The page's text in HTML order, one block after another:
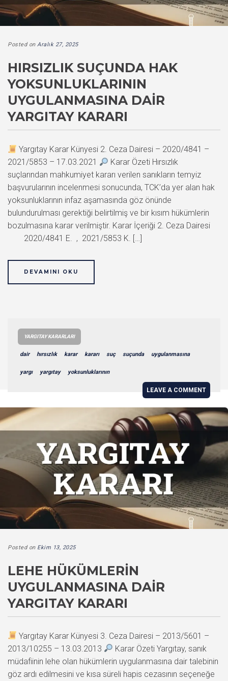
Posted on Aralık 27, 2025
HIRSIZLIK SUÇUNDA HAK
YOKSUNLUKLARININ
UYGULANMASINA DAIR
YARGITAY KARARI
Yargıtay Karar Künyesi 2. Ceza Dairesi – 2020/4841 –
2021/5853 – 17.03.2021
Karar Özeti Hırsızlık
suçlarından mahkumiyet kararı verilen sanıkların temyiz
başvurularının incelenmesi sonucunda, TCK’da yer alan hak
yoksunluklarının infaz aşamasında göz önünde
bulundurulması gerektiği belirtilmiş ve bir kısım hükümlerin
bozulmasına karar verilmiştir. Karar İçeriği 2. Ceza Dairesi
2020/4841 E. , 2021/5853 K. […]
DEVAMINI OKU
YARGITAY KARARLARI
dair hırsızlık karar kararı suç suçunda uygulanmasına
yargı yargıtay yoksunluklarının
LEAVE A COMMENT
Posted on Ekim 13, 2025
LEHE HÜKÜMLERIN
UYGULANMASINA DAIR
YARGITAY KARARI
Yargıtay Karar Künyesi 3. Ceza Dairesi – 2013/5601 –
2013/10255 – 13.03.2013
Karar Özeti Yargıtay, sanık
müdafiinin lehe olan hükümlerin uygulanmasına dair talebinin
göz ardı edilmesini ve kısa süreli hapis cezasının seçeneğe